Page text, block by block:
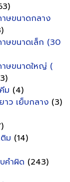
าษขนาดกลาง
าษขนาดเล็ก (30
าษขนาดใหญ่ (
ม (4)
าว เย็บกลาง (3)
ม (14)
คำผิด (243)